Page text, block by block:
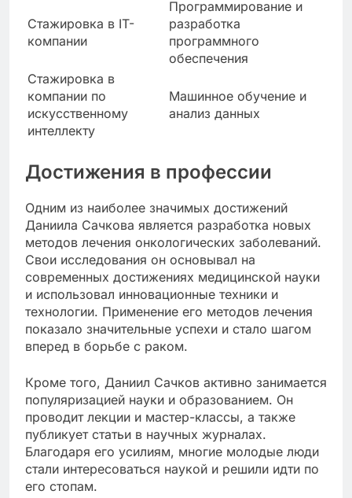
Стажировка в IT-
компании
Программирование и
разработка
программного
обеспечения
Стажировка в
компании по
искусственному
интеллекту
Машинное обучение и
анализ данных
Достижения в профессии
Одним из наиболее значимых достижений
Даниила Сачкова является разработка новых
методов лечения онкологических заболеваний.
Свои исследования он основывал на
современных достижениях медицинской науки
и использовал инновационные техники и
технологии. Применение его методов лечения
показало значительные успехи и стало шагом
вперед в борьбе с раком.
Кроме того, Даниил Сачков активно занимается
популяризацией науки и образованием. Он
проводит лекции и мастер-классы, а также
публикует статьи в научных журналах.
Благодаря его усилиям, многие молодые люди
стали интересоваться наукой и решили идти по
его стопам.